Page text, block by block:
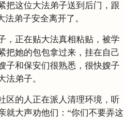
把这位大法弟子送到后门，跟
弟子安全离开了。
，正在贴大法真相粘贴，被学
把她的包包拿过来，挂在自己
子和保安们很熟悉，很快嫂子
弟子。
区的人正在派人清理环境，听
就大声劝他们：“你们不要弄这